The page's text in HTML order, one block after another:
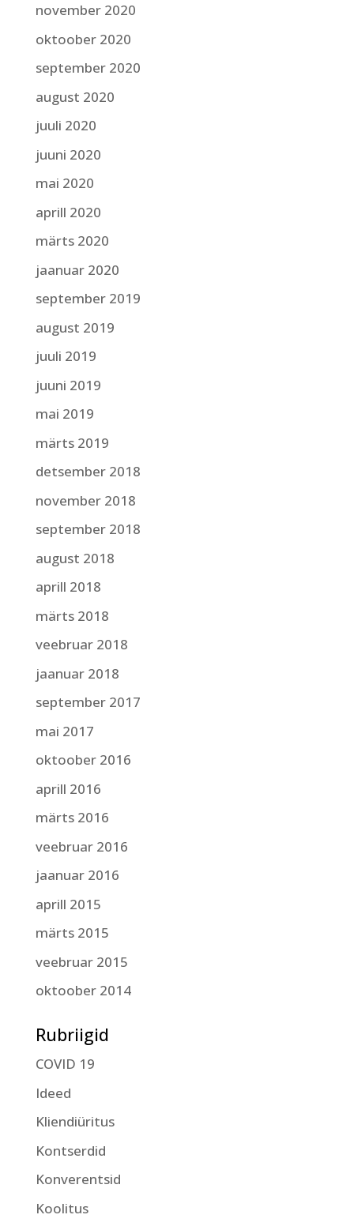
november 2020
oktoober 2020
september 2020
august 2020
juuli 2020
juuni 2020
mai 2020
aprill 2020
märts 2020
jaanuar 2020
september 2019
august 2019
juuli 2019
juuni 2019
mai 2019
märts 2019
detsember 2018
november 2018
september 2018
august 2018
aprill 2018
märts 2018
veebruar 2018
jaanuar 2018
september 2017
mai 2017
oktoober 2016
aprill 2016
märts 2016
veebruar 2016
jaanuar 2016
aprill 2015
märts 2015
veebruar 2015
oktoober 2014
Rubriigid
COVID 19
Ideed
Kliendiüritus
Kontserdid
Konverentsid
Koolitus